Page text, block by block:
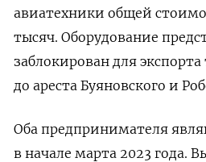
авиатехники общей
тысяч. Оборудование
заблокирован для
до ареста Буяновского и
Оба предпринимателя
в начале марта 2023 года.